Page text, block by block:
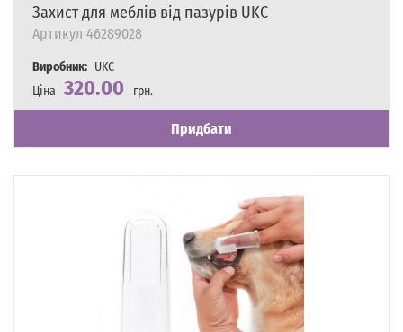
Захист для меблів від пазурів UKC
Артикул 46289028
Виробник: UKC
Ціна 320.00
грн.
Наявність
Є в наявності
Придбати